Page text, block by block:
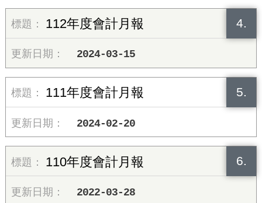
4.
112年度會計月報
2024-03-15
5.
111年度會計月報
2024-02-20
6.
110年度會計月報
2022-03-28